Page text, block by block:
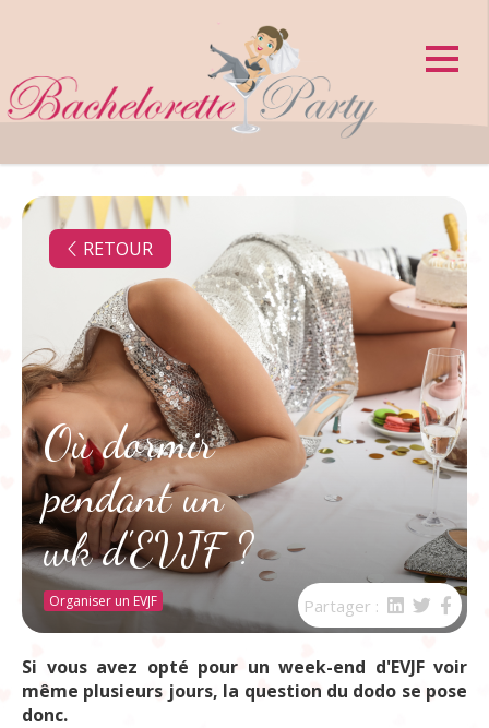
Où dormir
pendant un
wk d'EVJF ?
Organiser un EVJF
RETOUR
Partager :
Si vous avez opté pour un week-end d'EVJF voir
même plusieurs jours, la question du dodo se pose
donc.